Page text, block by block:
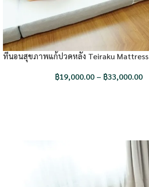
ที่นอนสุขภาพแก้ปวดหลัง Teiraku Mattress
฿19,000.00 – ฿33,000.00